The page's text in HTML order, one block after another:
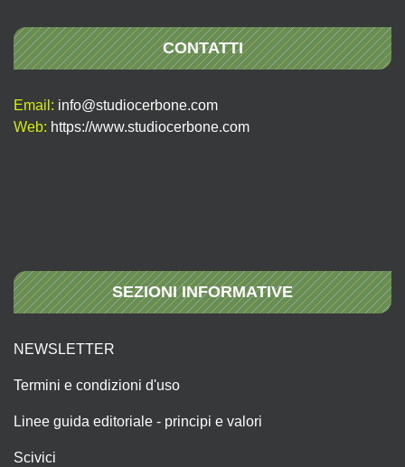
CONTATTI
Email: info@studiocerbone.com
Web: https://www.studiocerbone.com
SEZIONI INFORMATIVE
NEWSLETTER
Termini e condizioni d'uso
Linee guida editoriale - principi e valori
Scivici